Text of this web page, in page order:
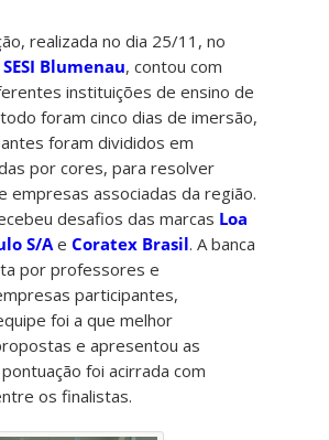
realizada no dia 25/11, no
Blumenau, contou com
instituições de ensino de
foram cinco dias de imersão,
foram divididos em
por cores, para resolver
empresas associadas da região.
desafios das marcas Loa
S/A eCoratex Brasil. A banca
por professores e
participantes,
foi a que melhor
e apresentou as
foi acirrada com
os finalistas.